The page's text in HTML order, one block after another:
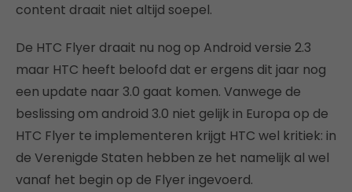
content draait niet altijd soepel.
De HTC Flyer draait nu nog op Android versie 2.3
maar HTC heeft beloofd dat er ergens dit jaar nog
een update naar 3.0 gaat komen. Vanwege de
beslissing om android 3.0 niet gelijk in Europa op de
HTC Flyer te implementeren krijgt HTC wel kritiek: in
de Verenigde Staten hebben ze het namelijk al wel
vanaf het begin op de Flyer ingevoerd.